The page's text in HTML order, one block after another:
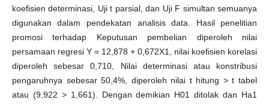
koefisien determinasi, Uji t parsial, dan Uji F simultan semuanya
digunakan dalam pendekatan analisis data. Hasil penelitian
promosi terhadap Keputusan pembelian diperoleh nilai
persamaan regresi Y = 12,878 + 0,672X1, nilai koefisien korelasi
diperoleh sebesar 0,710, Nilai determinasi atau konstribusi
pengaruhnya sebesar 50,4%, diperoleh nilai t hitung > t tabel
atau (9,922 > 1,661). Dengan demikian H01 ditolak dan Ha1